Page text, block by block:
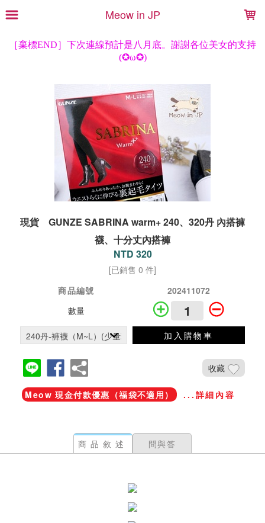
Meow in JP
現貨 GUNZE SABRINA warm+ 240、320丹 內搭褲
襪、十分丈內搭褲
NTD 320
[已銷售 0 件]
商品編號
202411072
數量
加入購物車
收藏
Meow 現金付款優惠（福袋不適用） ...詳細內容
商品敘述 問與答